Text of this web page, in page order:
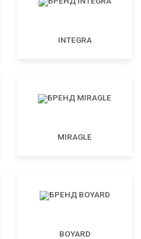
INTEGRA
MIRAGLE
BOYARD